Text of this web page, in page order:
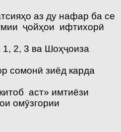
аз ду нафар ба се
ҷойҳои ифтихорӣ
2, 3 ва Шоҳҷоиза
сомонӣ зиёд карда
аст» имтиёзи
омӯзгории